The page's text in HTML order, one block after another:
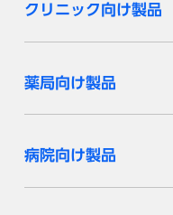
クリニック向け製品
薬局向け製品
病院向け製品